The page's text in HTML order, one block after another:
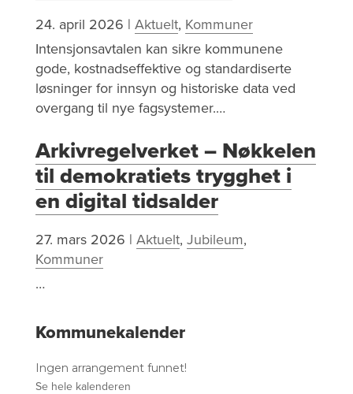
24. april 2026 | Aktuelt, Kommuner
Intensjonsavtalen kan sikre kommunene
gode, kostnadseffektive og standardiserte
løsninger for innsyn og historiske data ved
overgang til nye fagsystemer.…
Arkivregelverket – Nøkkelen
til demokratiets trygghet i
en digital tidsalder
27. mars 2026 | Aktuelt, Jubileum,
Kommuner
…
Kommunekalender
Ingen arrangement funnet!
Se hele kalenderen